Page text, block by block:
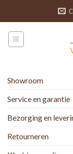
content
Showroom
Service en garantie
Bezorging en
Retourneren